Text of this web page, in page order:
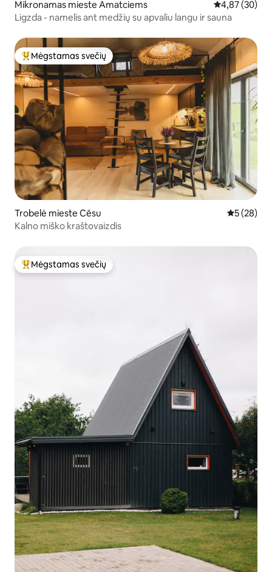
Mikronamas mieste Amatciems Vidutinis
4,87 (30)
Ligzda - namelis ant medžių su apvaliu langu ir sauna
Svečių mėgstamiausias
Mėgstamas svečių
Trobelė mieste Cēsu Vidutinis
5 (28)
Kalno miško kraštovaizdis
Svečių mėgstamiausias
Mėgstamas svečių